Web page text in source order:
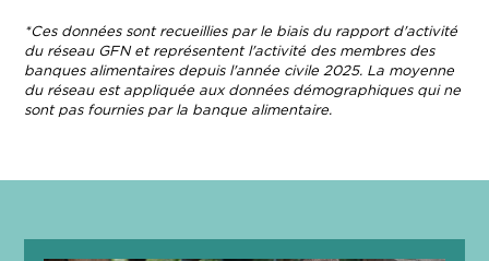
*Ces données sont recueillies par le biais du rapport d'activité
du réseau GFN et représentent l'activité des membres des
banques alimentaires depuis l'année civile 2025. La moyenne
du réseau est appliquée aux données démographiques qui ne
sont pas fournies par la banque alimentaire.